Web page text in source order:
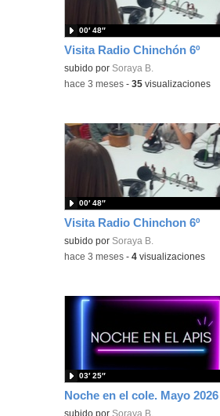
Visita Radio Chinchón 6º
Contenido educativo.
subido por Soraya B.
00′ 48″
-hace 3 meses -35 visualizaciones
Visita Radio Chinchon 6º
Contenido educativo.
subido por Soraya B.
00′ 48″
-hace 3 meses -4 visualizaciones
Noche en el cole. Mayo 2026
subido por Soraya B.
03′ 25″